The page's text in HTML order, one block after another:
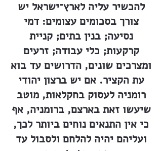
להכשיר עליה לארץ־ישראל יש
צורך בסכומים עצומים: דמי
נסיעה; בנין בתים; קניית
קרקעות; כלי עבודה; זרעים
ומצרכים שונים, הדרושים עד בוא
עת הקציר. אם יש ברצון יהודי
רומניה לעסוק בחקלאות, מוטב
שיעשו זאת בארצם, ברומניה, אף
כי אין התנאים נוחים ביותר לכך,
ועליהם יהיה להלחם ולסבול עד